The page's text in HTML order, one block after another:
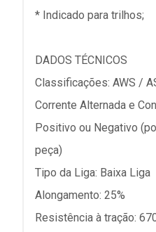
* Indicado para trilhos;
DADOS TÉCNICOS
Classificações: AWS /
Corrente Alternada e
Positivo ou Negativo
peça)
Tipo da Liga: Baixa Liga
Alongamento: 25%
Resistência à tração: